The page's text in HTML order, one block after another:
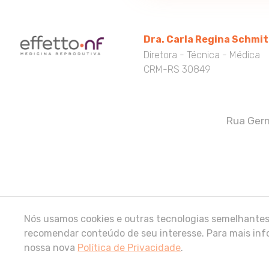
Dra. Carla Regina
Diretora - Técnica - Médica
CRM-RS 30849
Rua
Nós usamos cookies e outras tecnologias
recomendar conteúdo de seu interesse. Para mais
nossa nova Política de Privacidade.